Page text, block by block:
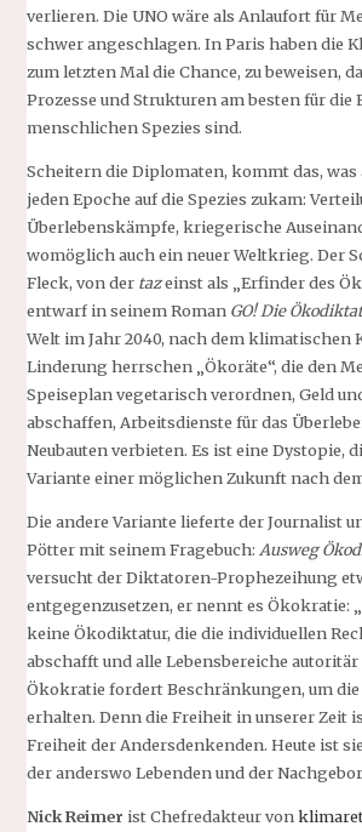
verlieren. Die UNO wäre als Anlaufort für
schwer angeschlagen. In Paris haben die
zum letzten Mal die Chance, zu beweisen,
Prozesse und Strukturen am besten für die
menschlichen Spezies sind.
Scheitern die Diplomaten, kommt das, was
jeden Epoche auf die Spezies zukam:
Überlebenskämpfe, kriegerische
womöglich auch ein neuer Weltkrieg. Der
Fleck, von der tazeinst als „Erfinder des
entwarf in seinem Roman GO! Die
Welt im Jahr 2040, nach dem klimatischen
Linderung herrschen „Ökoräte“, die den
Speiseplan vegetarisch verordnen, Geld
abschaffen, Arbeitsdienste für das
Neubauten verbieten. Es ist eine Dystopie,
Variante einer möglichen Zukunft nach
Die andere Variante lieferte der Journalist
Pötter mit seinem Fragebuch: Ausweg
versucht der Diktatoren-Prophezeihung
entgegenzusetzen, er nennt es Ökokratie:
keine Ökodiktatur, die die individuellen
abschafft und alle Lebensbereiche autoritär
Ökokratie fordert Beschränkungen, um
erhalten. Denn die Freiheit in unserer Zeit
Freiheit der Andersdenkenden. Heute ist
der anderswo Lebenden und der
Nick Reimer ist Chefredakteur von